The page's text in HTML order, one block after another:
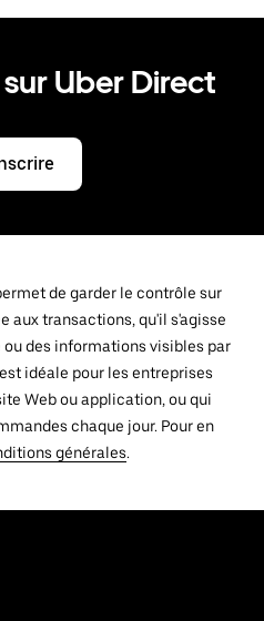
Uber Direct
de garder le contrôle sur
aux transactions, qu'il s'agisse
des informations visibles par
idéale pour les entreprises
Web ou application, ou qui
chaque jour. Pour en
générales.